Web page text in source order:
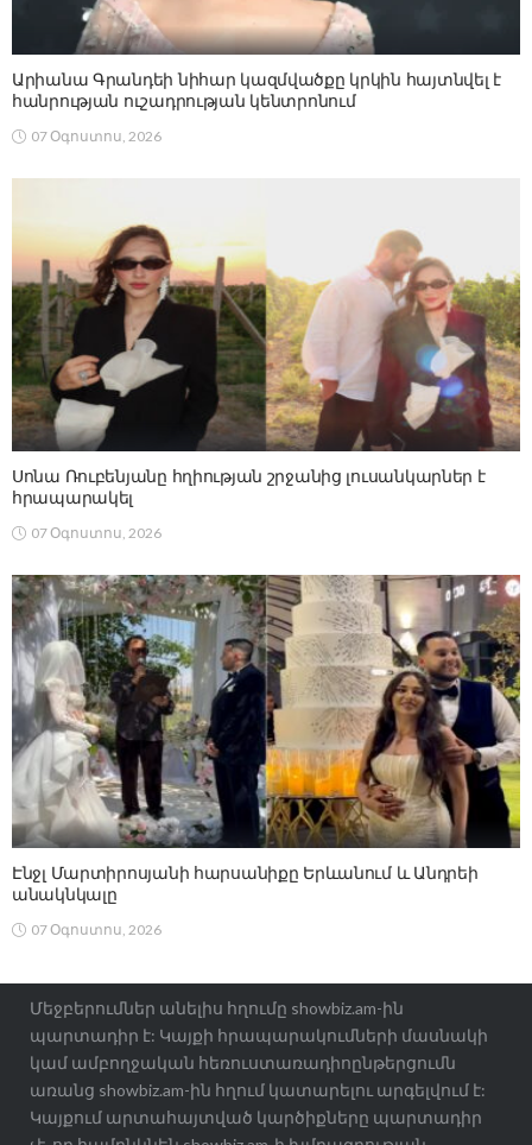
Արիանա Գրանդեի նիհար կազմվածքը կրկին հայտնվել է
հանրության ուշադրության կենտրոնում
07 Օգոստոս, 2026
Սոնա Ռուբենյանը հղիության շրջանից լուսանկարներ է
հրապարակել
07 Օգոստոս, 2026
Էնջլ Մարտիրոսյանի հարսանիքը Երևանում և Անդրեի
անակնկալը
07 Օգոստոս, 2026
Մեջբերումներ անելիս հղումը showbiz.am-ին
պարտադիր է: Կայքի հրապարակումների մասնակի
կամ ամբողջական հեռուստառադիոընթերցումն
առանց showbiz.am-ին հղում կատարելու արգելվում է:
Կայքում արտահայտված կարծիքները պարտադիր